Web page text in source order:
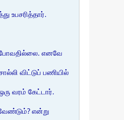
உபசரித்தார்.
போவதில்லை. எனவே
விட்டுப் பணியில்
வரம் கேட்டார்.
என்று